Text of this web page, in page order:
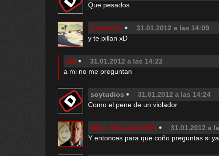
Que pesados
Chrystian
31.01.2012 a las 14:09
y te pillan xD
f10
31.01.2012 a las 14:22
a mi no me preguntan
soytudios
31.01.2012 a las 14:24
Como el pene de un violador
Wise_Mentalist0001
31.01.2012 a
Y entonces para que coño preguntas si